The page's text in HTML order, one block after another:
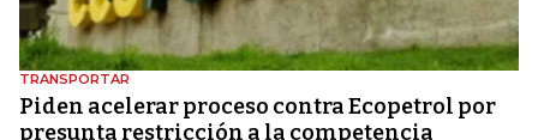
TRANSPORTAR
Piden acelerar proceso contra Ecopetrol por
presunta restricción a la competencia